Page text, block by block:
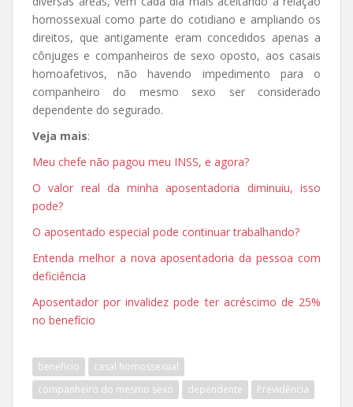
homossexual como parte do cotidiano e ampliando os
direitos, que antigamente eram concedidos apenas a
cônjuges e companheiros de sexo oposto, aos casais
homoafetivos, não havendo impedimento para o
companheiro do mesmo sexo ser considerado
dependente do segurado.
Veja mais:
Meu chefe não pagou meu INSS, e agora?
O valor real da minha aposentadoria diminuiu, isso
pode?
O aposentado especial pode continuar trabalhando?
Entenda melhor a nova aposentadoria da pessoa com
deficiência
Aposentador por invalidez pode ter acréscimo de 25%
no benefício
benefício
casal homossexual
companheiro do mesmo sexo
dependente Previdência